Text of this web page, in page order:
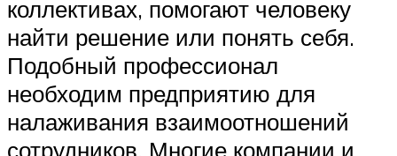
коллективах, помогают человеку
найти решение или понять себя.
Подобный профессионал
необходим предприятию для
налаживания взаимоотношений
сотрудников. Многие компании и